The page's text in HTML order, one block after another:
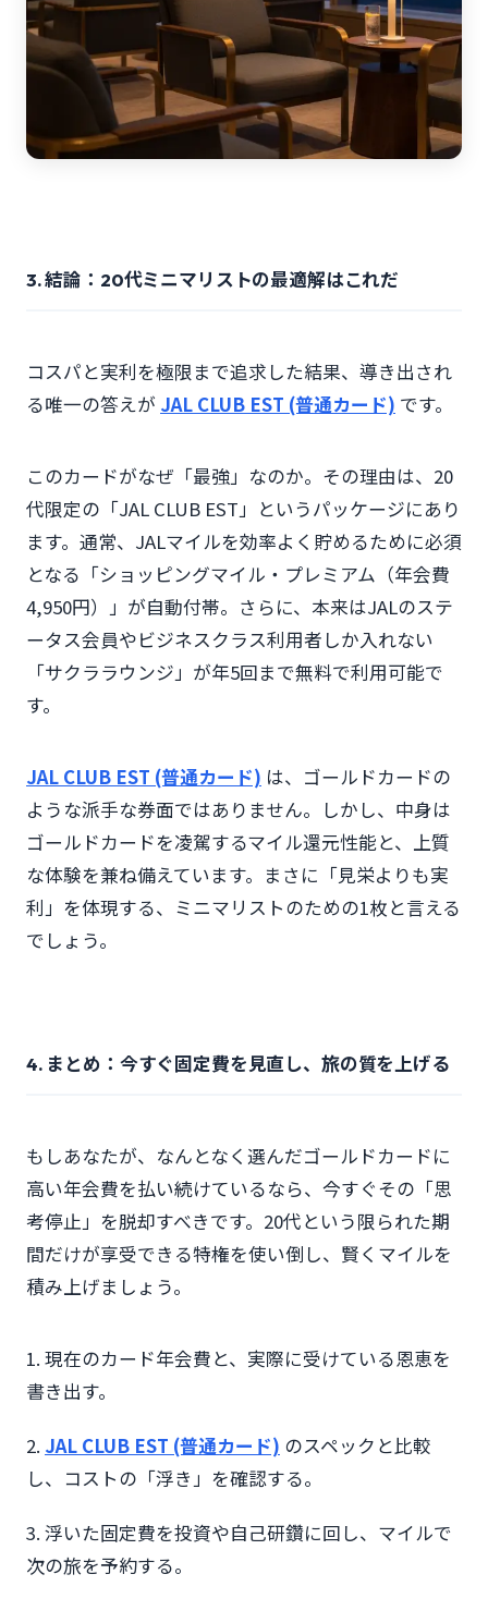
3. 結論：20代ミニマリストの最適解はこれだ
コスパと実利を極限まで追求した結果、導き出され
る唯一の答えが JAL CLUB EST (普通カード) です。
このカードがなぜ「最強」なのか。その理由は、20
代限定の「JAL CLUB EST」というパッケージにあり
ます。通常、JALマイルを効率よく貯めるために必須
となる「ショッピングマイル・プレミアム（年会費
4,950円）」が自動付帯。さらに、本来はJALのステ
ータス会員やビジネスクラス利用者しか入れない
「サクララウンジ」が年5回まで無料で利用可能で
す。
JAL CLUB EST (普通カード) は、ゴールドカードの
ような派手な券面ではありません。しかし、中身は
ゴールドカードを凌駕するマイル還元性能と、上質
な体験を兼ね備えています。まさに「見栄よりも実
利」を体現する、ミニマリストのための1枚と言える
でしょう。
4. まとめ：今すぐ固定費を見直し、旅の質を上げる
もしあなたが、なんとなく選んだゴールドカードに
高い年会費を払い続けているなら、今すぐその「思
考停止」を脱却すべきです。20代という限られた期
間だけが享受できる特権を使い倒し、賢くマイルを
積み上げましょう。
1. 現在のカード年会費と、実際に受けている恩恵を
書き出す。
2. JAL CLUB EST (普通カード) のスペックと比較
し、コストの「浮き」を確認する。
3. 浮いた固定費を投資や自己研鑽に回し、マイルで
次の旅を予約する。